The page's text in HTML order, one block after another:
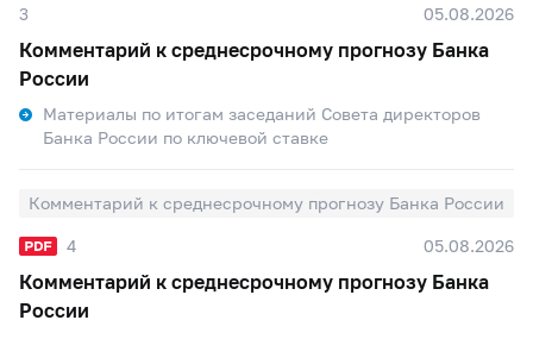
3 05.08.2026
Комментарий к среднесрочному прогнозу Банка
России
Материалы по итогам заседаний Совета директоров
Банка России по ключевой ставке
Комментарий к среднесрочному прогнозу Банка России
4 05.08.2026
Комментарий к среднесрочному прогнозу Банка
России